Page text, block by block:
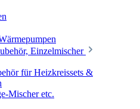
Einzelmischer
für Heizkreissets &
Mischer etc.